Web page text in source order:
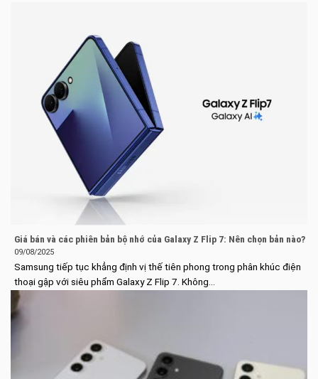
Giá bán và các phiên bản bộ nhớ của Galaxy Z Flip 7: Nên chọn bản nào?
09/08/2025
Samsung tiếp tục khẳng định vị thế tiên phong trong phân khúc điện
thoại gập với siêu phẩm Galaxy Z Flip 7. Không...